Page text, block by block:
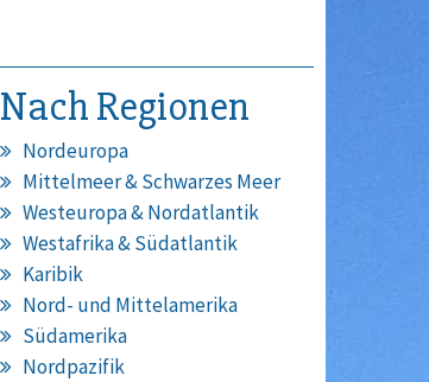
Nach Regionen
Nordeuropa
Mittelmeer & Schwarzes Meer
Westeuropa & Nordatlantik
Westafrika & Südatlantik
Karibik
Nord- und Mittelamerika
Südamerika
Nordpazifik